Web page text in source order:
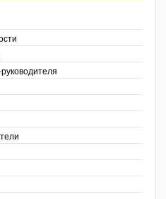
Минеральные ресурсы России
Недропользование XXI век
Нефтегазовые технологии
Нефтегазовая вертикаль